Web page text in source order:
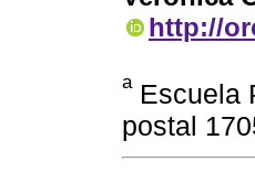
http://
aEscuela
postal